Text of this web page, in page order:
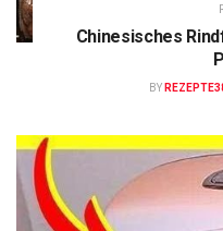
Chinesisches
BY